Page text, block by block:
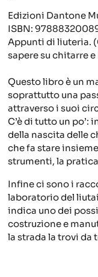
Edizioni Dantone
ISBN:
Appunti di liuteria.
sapere su chitarre e
Questo libro è un
soprattutto una
attraverso i suoi
C’è di tutto un
della nascita delle
che fa stare
strumenti, la
Infine ci sono i
laboratorio del
indica uno dei
costruzione e
la strada la trovi da